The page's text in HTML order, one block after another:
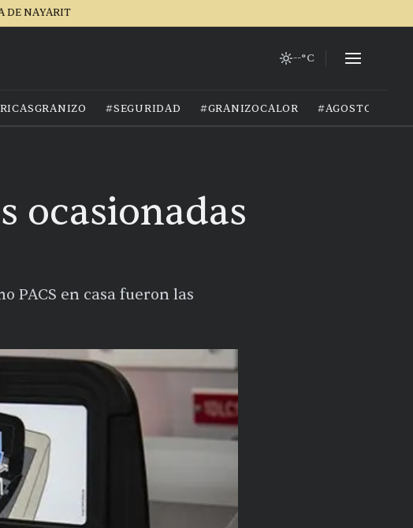
DE NAYARIT
--°C
#SEGURIDAD #GRANIZOCALOR #AGOSTO2026
ocasionadas
PACS en casa fueron las